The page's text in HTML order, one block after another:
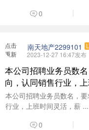
0
点击
重新
南天地产2299101
2023-12-27 16:47发布
本公司招聘业务员数
向，认同销售行业，
电咨询了解：
本公司招聘业务员数名，
行业，上班时间灵活，薪 ...
0